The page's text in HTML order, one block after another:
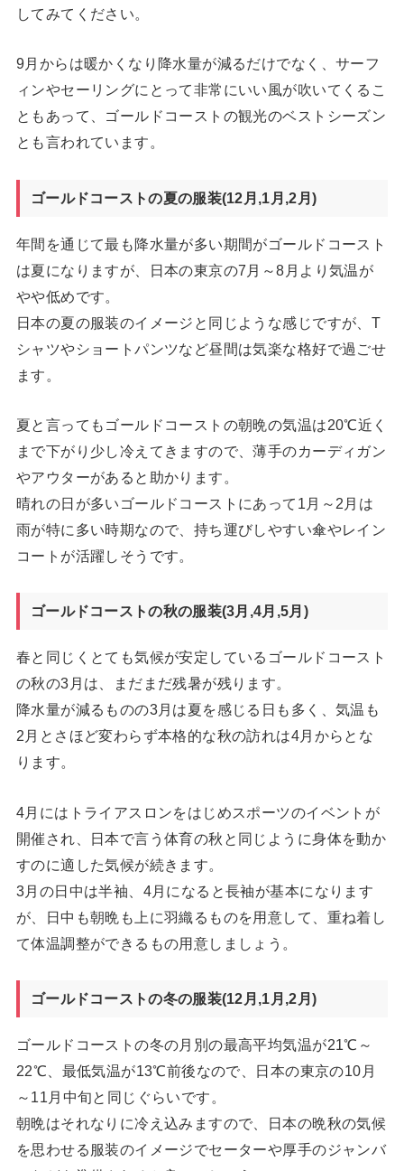
してみてください。
9月からは暖かくなり降水量が減るだけでなく、サーフ
ィンやセーリングにとって非常にいい風が吹いてくるこ
ともあって、ゴールドコーストの観光のベストシーズン
とも言われています。
ゴールドコーストの夏の服装(12月,1月,2月)
年間を通じて最も降水量が多い期間がゴールドコースト
は夏になりますが、日本の東京の7月～8月より気温が
やや低めです。
日本の夏の服装のイメージと同じような感じですが、T
シャツやショートパンツなど昼間は気楽な格好で過ごせ
ます。
夏と言ってもゴールドコーストの朝晩の気温は20℃近く
まで下がり少し冷えてきますので、薄手のカーディガン
やアウターがあると助かります。
晴れの日が多いゴールドコーストにあって1月～2月は
雨が特に多い時期なので、持ち運びしやすい傘やレイン
コートが活躍しそうです。
ゴールドコーストの秋の服装(3月,4月,5月)
春と同じくとても気候が安定しているゴールドコースト
の秋の3月は、まだまだ残暑が残ります。
降水量が減るものの3月は夏を感じる日も多く、気温も
2月とさほど変わらず本格的な秋の訪れは4月からとな
ります。
4月にはトライアスロンをはじめスポーツのイベントが
開催され、日本で言う体育の秋と同じように身体を動か
すのに適した気候が続きます。
3月の日中は半袖、4月になると長袖が基本になります
が、日中も朝晩も上に羽織るものを用意して、重ね着し
て体温調整ができるもの用意しましょう。
ゴールドコーストの冬の服装(12月,1月,2月)
ゴールドコーストの冬の月別の最高平均気温が21℃～
22℃、最低気温が13℃前後なので、日本の東京の10月
～11月中旬と同じぐらいです。
朝晩はそれなりに冷え込みますので、日本の晩秋の気候
を思わせる服装のイメージでセーターや厚手のジャンバ